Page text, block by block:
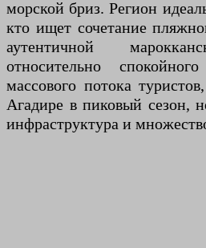
морской бриз. Регион
кто ищет сочетание
аутентичной
относительно
массового потока
Агадире в пиковый сезон,
инфраструктура и